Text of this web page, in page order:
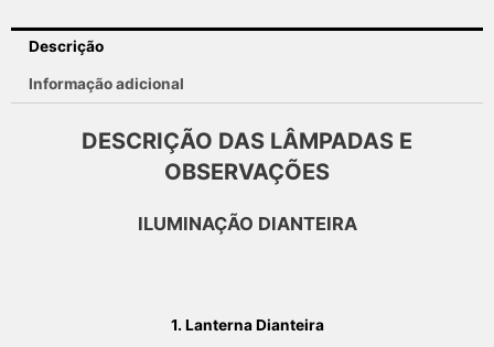
Descrição
Informação adicional
DESCRIÇÃO DAS LÂMPADAS E
OBSERVAÇÕES
ILUMINAÇÃO DIANTEIRA
1. Lanterna Dianteira